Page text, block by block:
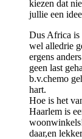
kiezen dat
jullie een
Dus Africa is
wel alledrie
ergens
geen last
b.v.chemo
hart.
Hoe is het
Haarlem is
daar,en